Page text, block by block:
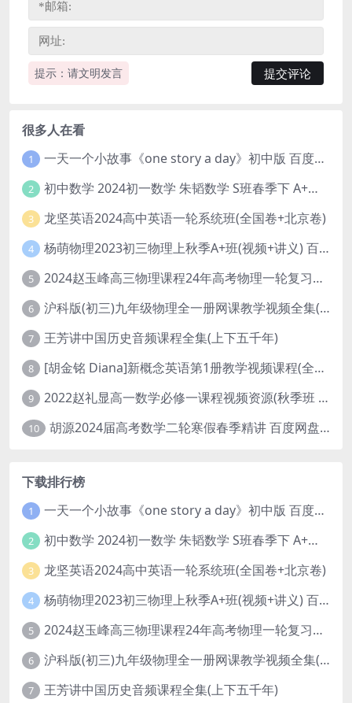
提示：请文明发言
很多人在看
1 一天一个小故事《one story a day》初中版 百度网盘分享下载
2 初中数学 2024初一数学 朱韬数学 S班春季下 A+班春季下 百度云网盘
3 龙坚英语2024高中英语一轮系统班(全国卷+北京卷)
4 杨萌物理2023初三物理上秋季A+班(视频+讲义) 百度网盘分享
5 2024赵玉峰高三物理课程24年高考物理一轮复习网课教程
6 沪科版(初三)九年级物理全一册网课教学视频全集(录播版 杜春雨 66讲)
7 王芳讲中国历史音频课程全集(上下五千年)
8 [胡金铭 Diana]新概念英语第1册教学视频课程(全集 百度网盘下载)
9 2022赵礼显高一数学必修一课程视频资源(秋季班 含讲义)百度网盘云
10 胡源2024届高考数学二轮寒假春季精讲 百度网盘分享
下载排行榜
1 一天一个小故事《one story a day》初中版 百度网盘分享下载
2 初中数学 2024初一数学 朱韬数学 S班春季下 A+班春季下 百度云网盘
3 龙坚英语2024高中英语一轮系统班(全国卷+北京卷)
4 杨萌物理2023初三物理上秋季A+班(视频+讲义) 百度网盘分享
5 2024赵玉峰高三物理课程24年高考物理一轮复习网课教程
6 沪科版(初三)九年级物理全一册网课教学视频全集(录播版 杜春雨 66讲)
7 王芳讲中国历史音频课程全集(上下五千年)